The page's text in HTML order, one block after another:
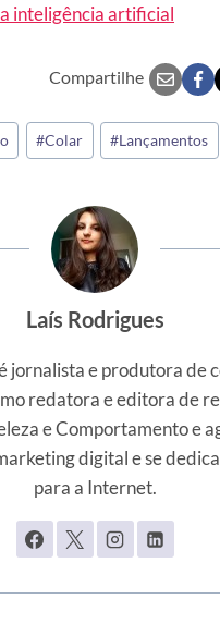
inteligência artificial
Compartilhe
#Colar #Lançamentos
Laís Rodrigues
jornalista e produtora de
redatora e editora de
e Comportamento e
digital e se
para a Internet.